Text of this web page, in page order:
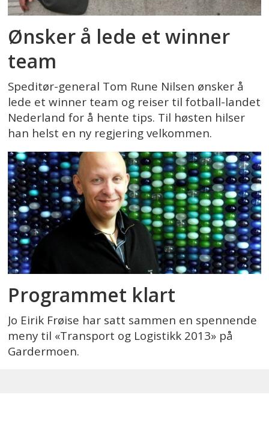
Ønsker å lede et winner
team
Speditør-general Tom Rune Nilsen ønsker å
lede et winner team og reiser til fotball-landet
Nederland for å hente tips. Til høsten hilser
han helst en ny regjering velkommen.
Programmet klart
Jo Eirik Frøise har satt sammen en spennende
meny til «Transport og Logistikk 2013» på
Gardermoen.